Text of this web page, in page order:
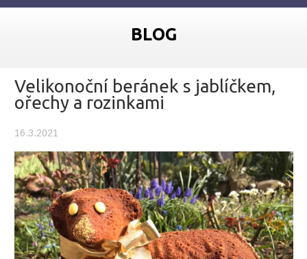
BLOG
Velikonoční beránek s jablíčkem,
ořechy a rozinkami
16.3.2021